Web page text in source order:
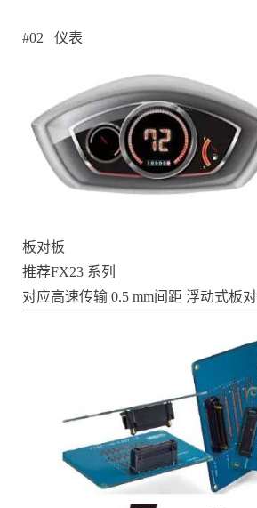
#02 仪表
板对板
推荐FX23 系列
对应高速传输 0.5 mm间距 浮动式板